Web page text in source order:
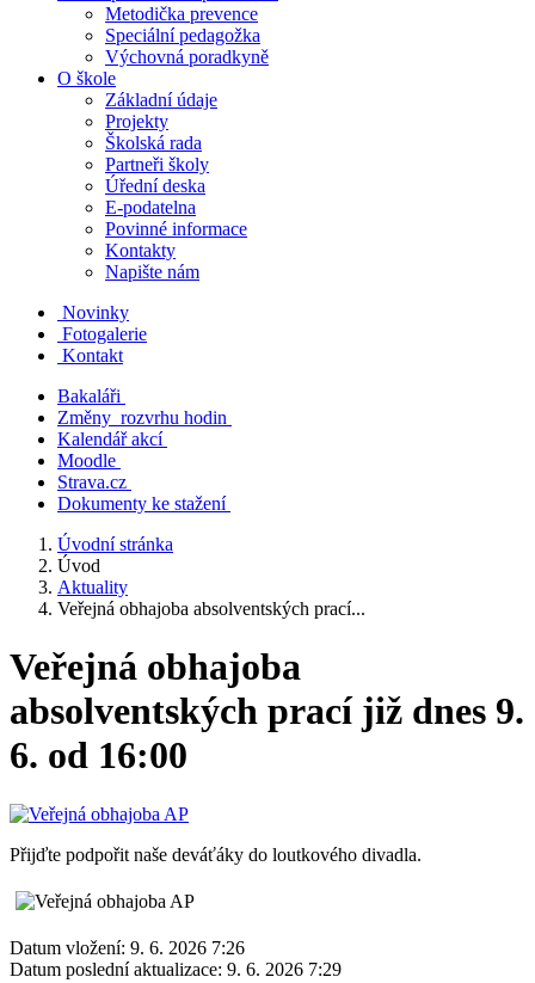
Metodička prevence
Speciální pedagožka
Výchovná poradkyně
O škole
Základní údaje
Projekty
Školská rada
Partneři školy
Úřední deska
E-podatelna
Povinné informace
Kontakty
Napište nám
Novinky
Fotogalerie
Kontakt
Bakaláři
Změny rozvrhu hodin
Kalendář akcí
Moodle
Strava.cz
Dokumenty ke stažení
Úvodní stránka
Úvod
Aktuality
Veřejná obhajoba absolventských prací...
Veřejná obhajoba
absolventských prací již dnes 9.
6. od 16:00
Přijďte podpořit naše deváťáky do loutkového divadla.
Datum vložení: 9. 6. 2026 7:26
Datum poslední aktualizace: 9. 6. 2026 7:29